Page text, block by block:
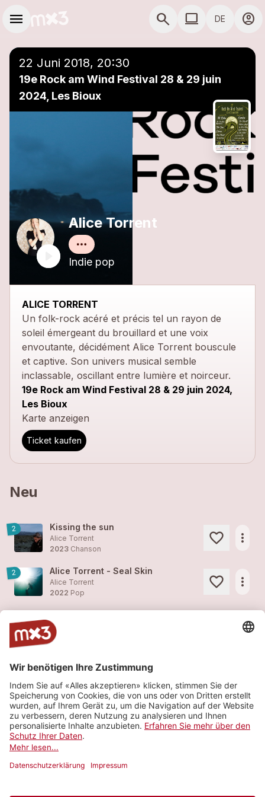
menu search COMPUTER
computer DE account_circle
22 Juni 2018, 20:30
19e Rock am Wind Festival 28 & 29 juin
2024, Les Bioux
Alice Torrent
Indie pop
ALICE TORRENT
Un folk-rock acéré et précis tel un rayon de
soleil émergeant du brouillard et une voix
envoutante, décidément Alice Torrent bouscule
et captive. Son univers musical semble
inclassable, oscillant entre lumière et noirceur.
19e Rock am Wind Festival 28 & 29 juin 2024,
Les Bioux
Karte anzeigen
Ticket kaufen
Neu
2 Kissing the sun
Alice Torrent
2023 Chanson
more_horiz
2 Alice Torrent - Seal Skin
Alice Torrent
2022 Pop
more_horiz
Alice Torrent
2022
more_horiz
Alice Torrent
2022
Pop
3 CROW
Alice Torrent
2022 Pop
more_horiz
Einer Playlist hinzufügen close